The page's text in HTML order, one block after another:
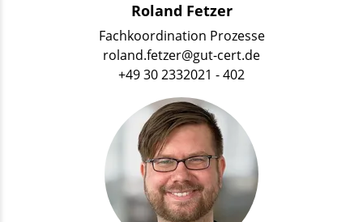
Roland Fetzer
Fachkoordination Prozesse
roland.fetzer@gut-cert.de
+49 30 2332021 - 402